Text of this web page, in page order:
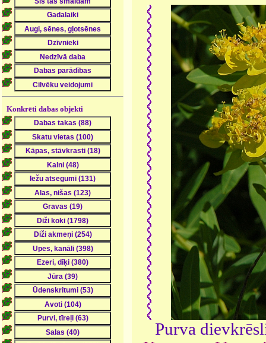
Konkrēti dabas objekti
Purva